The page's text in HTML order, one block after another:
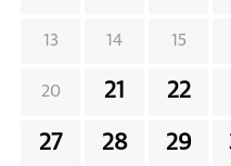
13 14 15
20 21 22
27 28 29